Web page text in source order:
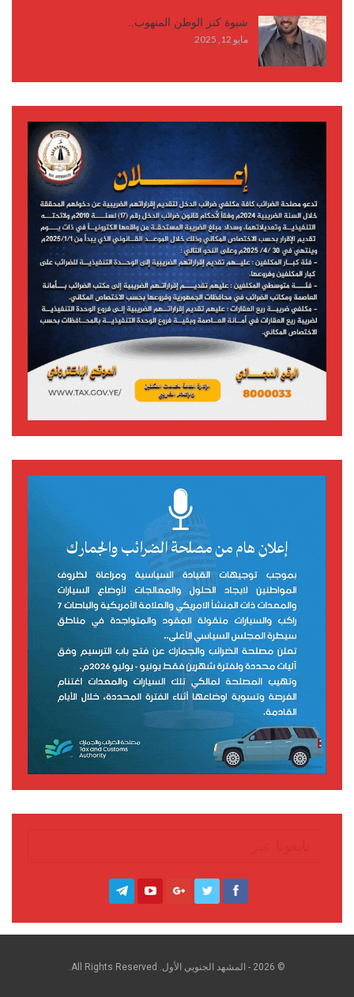
شبوة كنز الوطن المنهوب..
مايو 12, 2025
© 2026 - المشهد الجنوبي الأول. All Rights Reserved.